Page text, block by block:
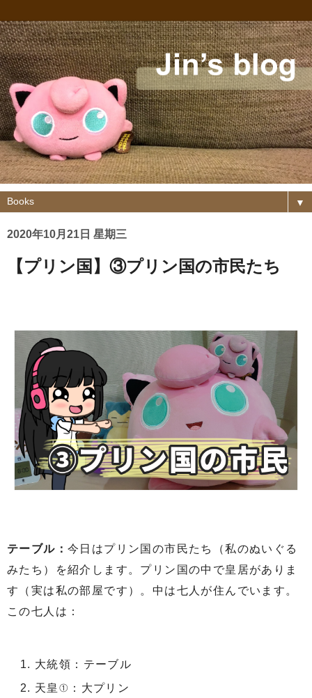
▼
2020年10月21日 星期三
【プリン国】③プリン国の市民たち
テーブル： 今日はプリン国の市民たち（私のぬいぐる
みたち）を紹介します。プリン国の中で皇居がありま
す（実は私の部屋です）。中は七人が住んでいます。
この七人は：
大統領：テーブル
天皇①：大プリン